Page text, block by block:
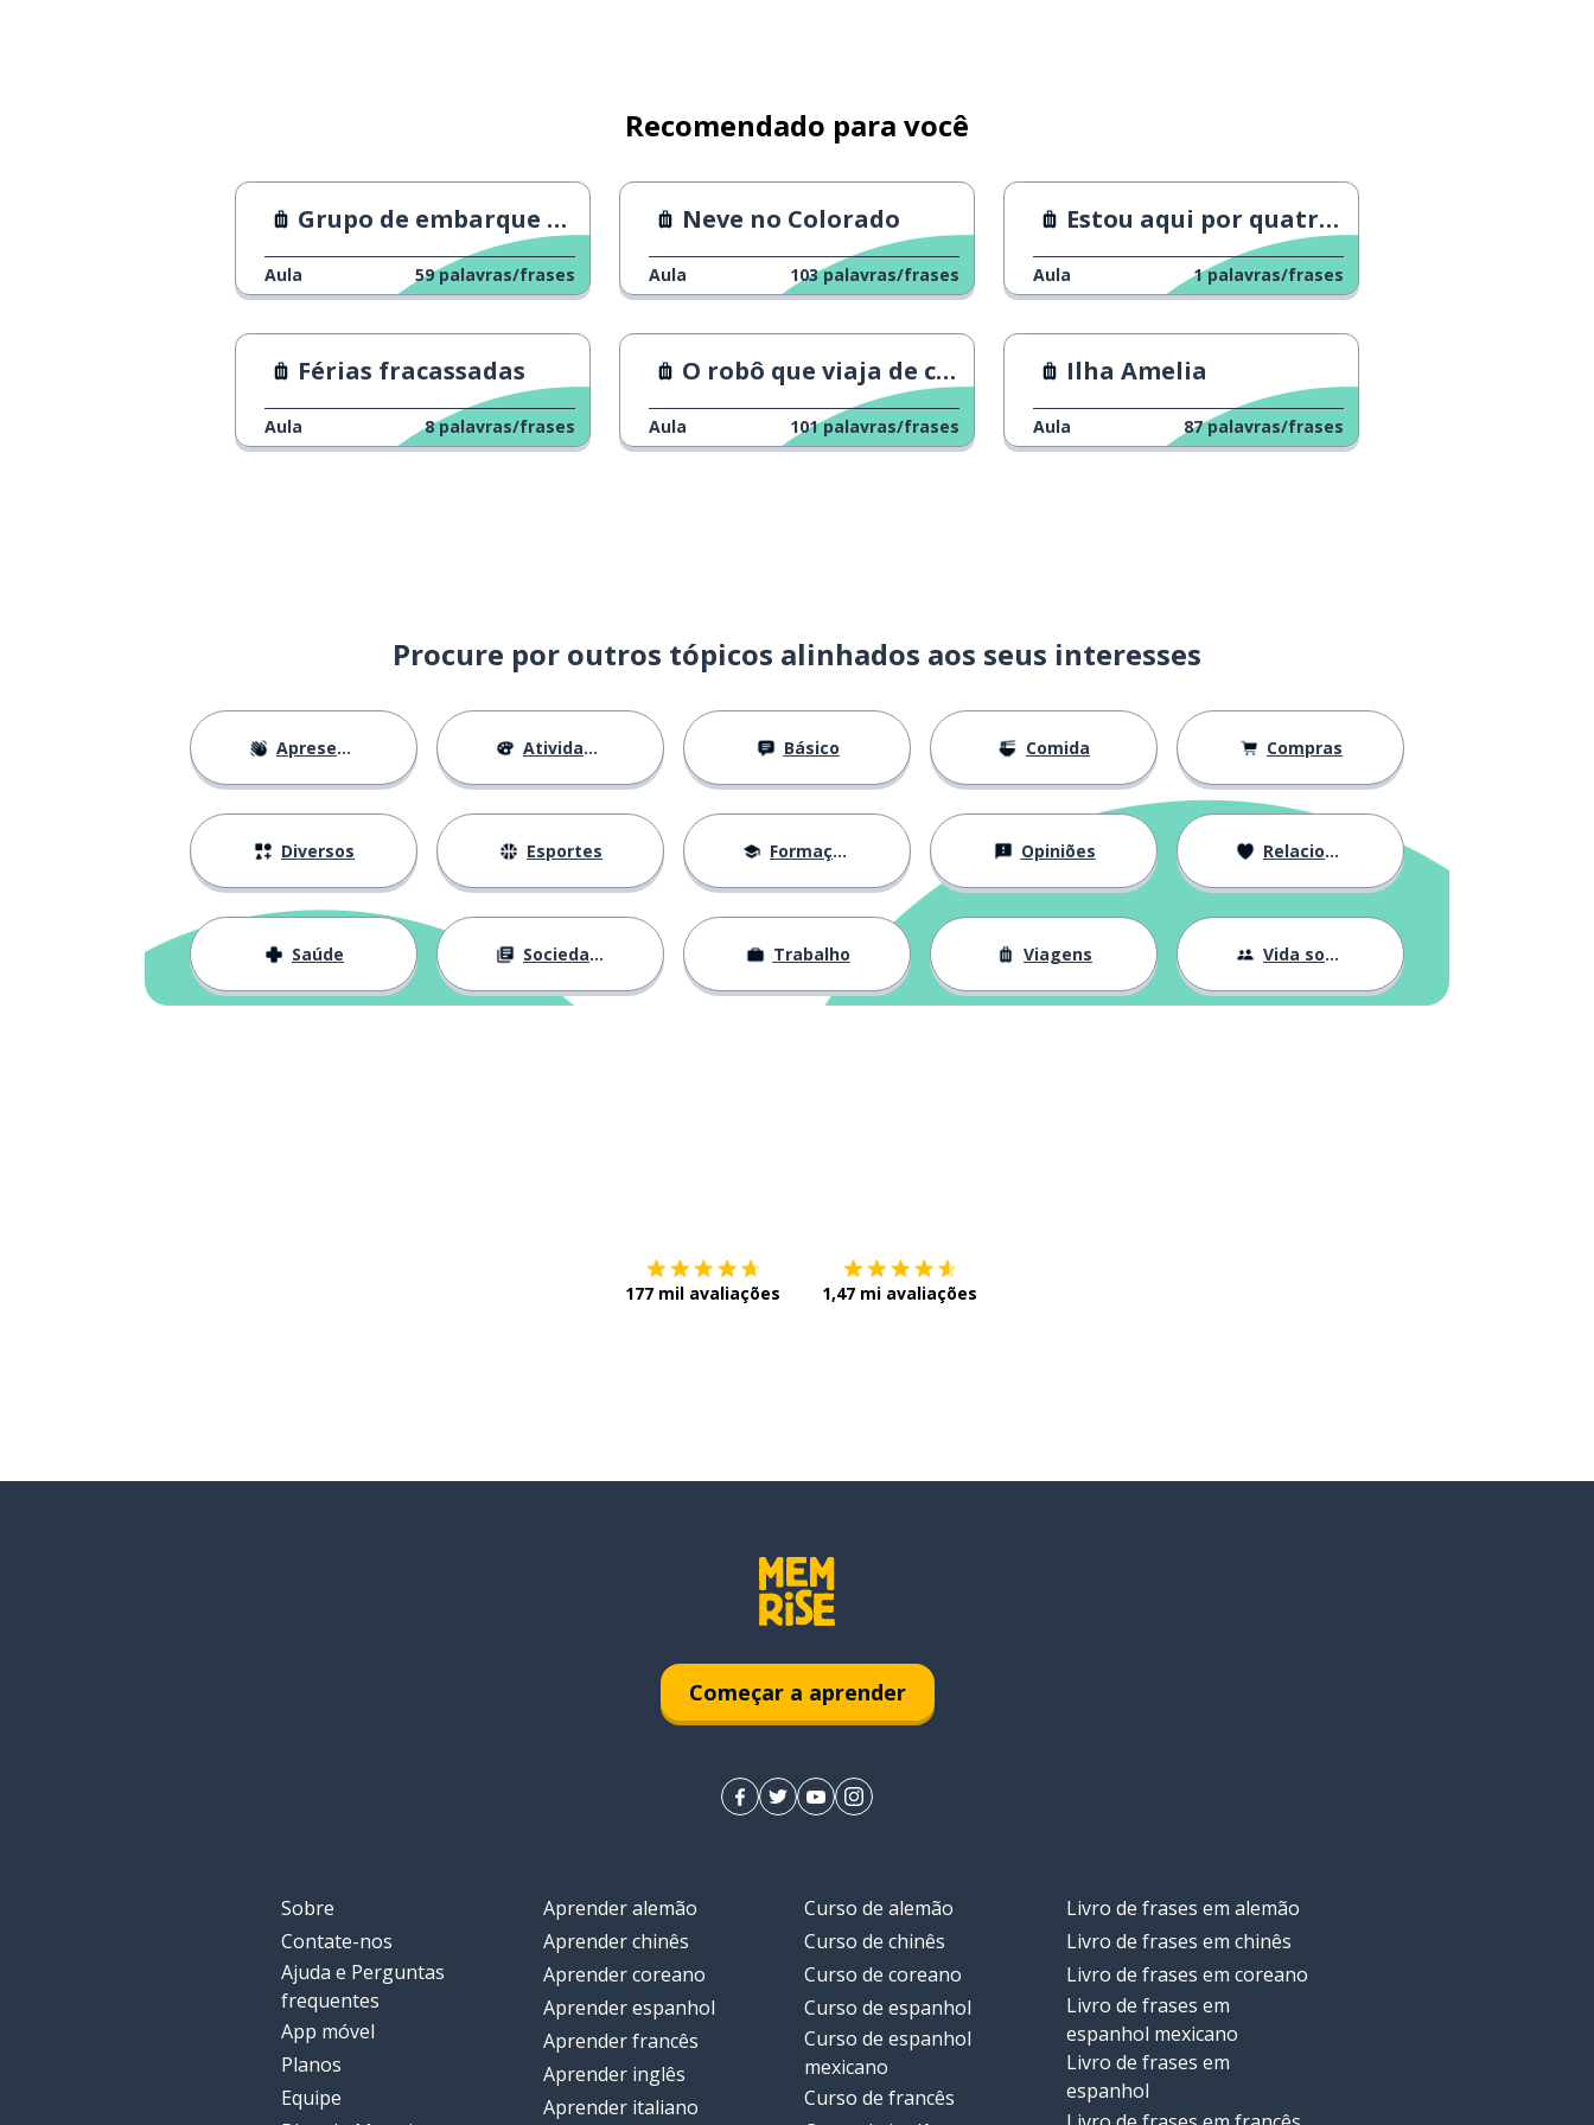
Recomendado para você
Grupo de embarque nº 1
Aula 59 palavras/frases
Neve no Colorado
Aula 103 palavras/frases
Estou aqui por quatro dias
Aula 1 palavras/frases
Férias fracassadas
Aula 8 palavras/frases
O robô que viaja de carona
Aula 101 palavras/frases
Ilha Amelia
Aula 87 palavras/frases
Procure por outros tópicos alinhados aos seus interesses
Apresentações Atividades Básico Comida Compras
Diversos Esportes Formação Opiniões Relacionamentos
Saúde Sociedade Trabalho Viagens Vida social
177 mil avaliações 1,47 mi avaliações
Começar a aprender
Sobre
Contate-nos
Ajuda e Perguntas
frequentes
App móvel
Planos
Equipe
Aprender alemão
Aprender chinês
Aprender coreano
Aprender espanhol
Aprender francês
Aprender inglês
Aprender italiano
Curso de alemão
Curso de chinês
Curso de coreano
Curso de espanhol
Curso de espanhol
mexicano
Curso de francês
Livro de frases em alemão
Livro de frases em chinês
Livro de frases em coreano
Livro de frases em
espanhol mexicano
Livro de frases em
espanhol